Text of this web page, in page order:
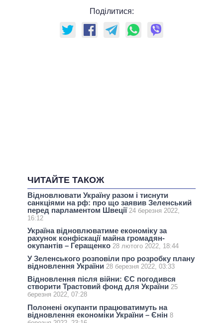
Поділитися:
ЧИТАЙТЕ ТАКОЖ
Відновлювати Україну разом і тиснути
санкціями на рф: про що заявив Зеленський
перед парламентом Швеції 24 березня 2022,
16:12
Україна відновлюватиме економіку за
рахунок конфіскації майна громадян-
окупантів – Геращенко 28 лютого 2022, 18:44
У Зеленського розповіли про розробку плану
відновлення України 28 березня 2022, 03:33
Відновлення після війни: ЄС погодився
створити Трастовий фонд для України 25
березня 2022, 07:28
Полонені окупанти працюватимуть на
відновлення економіки України – Єнін 8